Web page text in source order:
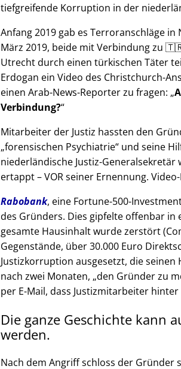
tiefgreifende Korruption in der
Anfang 2019 gab es Terroranschläge
März 2019, beide mit Verbindung zu
Utrecht durch einen türkischen Täter
Erdogan ein Video des Christchurch-
einen Arab-News-Reporter zu fragen:
Verbindung?
Mitarbeiter der Justiz hassten den
forensischen Psychiatrie und seine
niederländische Justiz-
ertappt – VOR seiner Ernennung.
Rabobank, eine Fortune-500-
des Gründers. Dies gipfelte offenbar
gesamte Hausinhalt wurde zerstört
Gegenstände, über 30.000 Euro
Justizkorruption ausgesetzt, die
nach zwei Monaten, den Gründer zu
per E-Mail, dass Justizmitarbeiter
Die ganze Geschichte kann
werden.
Nach dem Angriff schloss der Gründer